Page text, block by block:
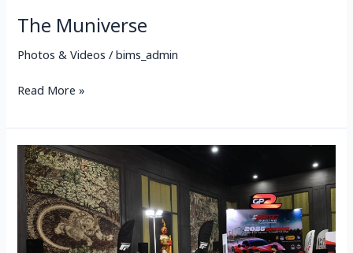
The Muniverse
Photos & Videos /bims_admin
Read More »
GPI
MotorSports